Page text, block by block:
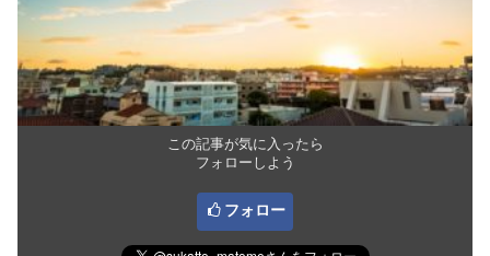
この記事が気に入ったら
フォローしよう
フォロー